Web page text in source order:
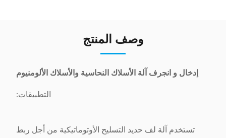
وصف المنتج
إدخال و انجرف آلة الأسلاك النحاسية والأسلاك الألومنيوم
التطبيقات:
تستخدم آلة لف حديد التسليح الأوتوماتيكية من أجل ربط